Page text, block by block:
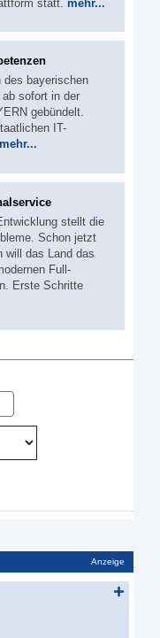
statt. mehr...
des bayerischen
sofort in der
gebündelt.
IT-
mehr...
stellt die
Schon jetzt
will das Land das
Full-
Erste Schritte
Anzeige